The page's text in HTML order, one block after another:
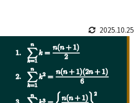
2025.10.25